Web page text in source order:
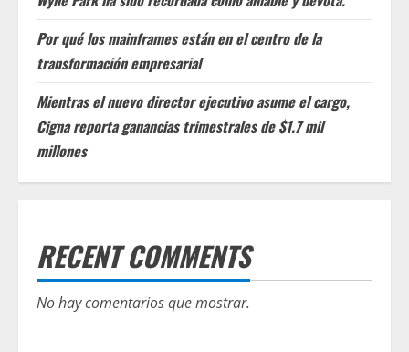
Por qué los mainframes están en el centro de la
transformación empresarial
Mientras el nuevo director ejecutivo asume el cargo,
Cigna reporta ganancias trimestrales de $1.7 mil
millones
RECENT COMMENTS
No hay comentarios que mostrar.